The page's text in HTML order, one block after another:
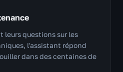
leurs questions sur les
l'assistant répond
dans des centaines de